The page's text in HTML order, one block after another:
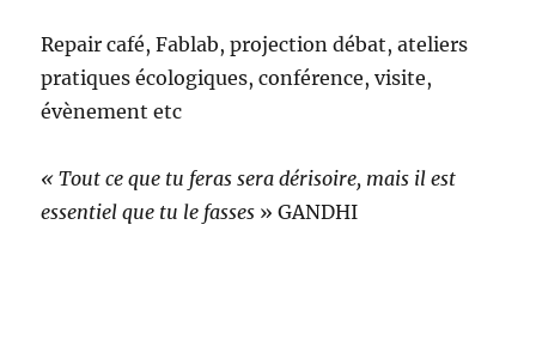
Repair café, Fablab, projection débat, ateliers
pratiques écologiques, conférence, visite,
évènement etc
« Tout ce que tu feras sera dérisoire, mais il est
essentiel que tu le fasses » GANDHI